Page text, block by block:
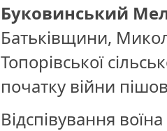
Буковинський
Батьківщини,
Топорівської
початку війни
Відспівування